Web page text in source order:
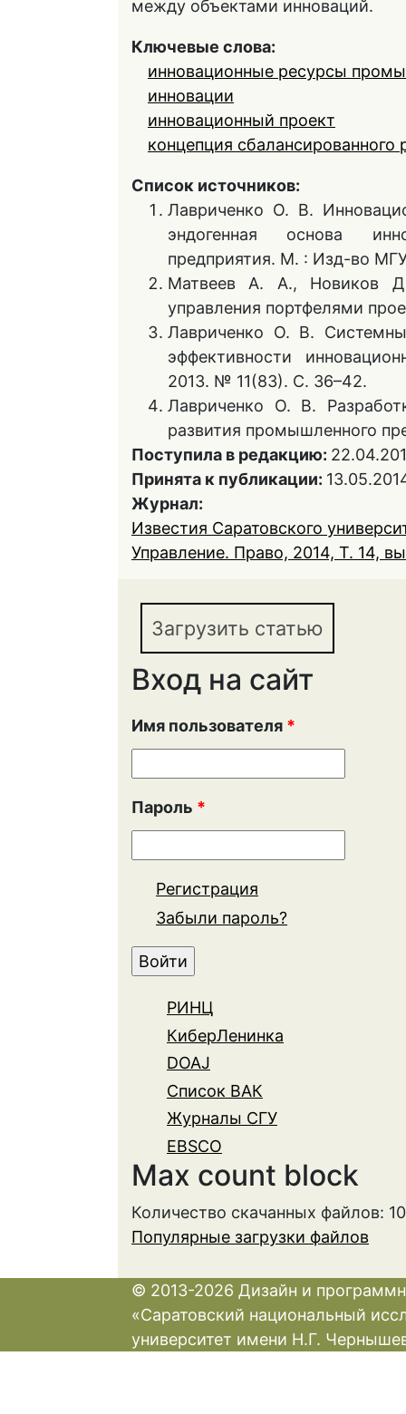
между объектами инноваций.
Ключевые слова:
инновационные ресурсы
инновации
инновационный проект
концепция
Список источников:
Лавриченко О. В.
эндогенная основа
предприятия. М. : Изд-во
Матвеев А. А., Новиков
управления портфелями
Лавриченко О. В.
эффективности
2013. № 11(83). С. 36–42.
Лавриченко О. В.
развития промышленного
Поступила в редакцию:
Принята к публикации:
Журнал:
Известия Саратовского
Управление. Право, 2014, Т. 14,
Загрузить статью
Вход на сайт
Имя пользователя *
Пароль *
Регистрация
Забыли пароль?
РИНЦ
КиберЛенинка
DOAJ
Список ВАК
Журналы СГУ
EBSCO
Max count block
Количество скачанных файлов:
Популярные загрузки файлов
© 2013-2026 Дизайн и
«Саратовский национальный
университет имени Н.Г.